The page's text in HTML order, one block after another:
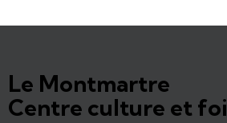
Le Montmartre
Centre culture et foi